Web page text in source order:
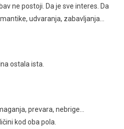
ne postoji. Da je sve interes. Da
udvaranja, zabavljanja…
ostala ista.
prevara, nebrige…
kod oba pola.